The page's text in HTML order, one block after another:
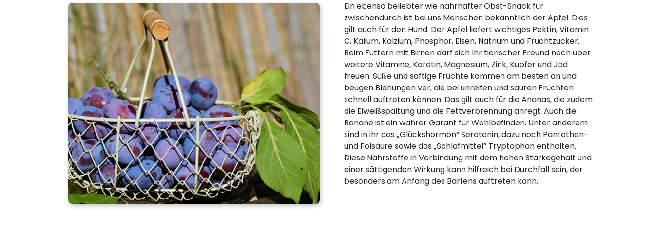
Ein ebenso beliebter wie nahrhafter Obst-Snack für
zwischendurch ist bei uns Menschen bekanntlich der Apfel. Dies
gilt auch für den Hund. Der Apfel liefert wichtiges Pektin, Vitamin
C, Kalium, Kalzium, Phosphor, Eisen, Natrium und Fruchtzucker.
Beim Füttern mit Birnen darf sich Ihr tierischer Freund noch über
weitere Vitamine, Karotin, Magnesium, Zink, Kupfer und Jod
freuen. Süße und saftige Früchte kommen am besten an und
beugen Blähungen vor, die bei unreifen und sauren Früchten
schnell auftreten können. Das gilt auch für die Ananas, die zudem
die Eiweißspaltung und die Fettverbrennung anregt. Auch die
Banane ist ein wahrer Garant für Wohlbefinden. Unter anderem
sind in ihr das „Glückshormon“ Serotonin, dazu noch Pantothen-
und Folsäure sowie das „Schlafmittel“ Tryptophan enthalten.
Diese Nährstoffe in Verbindung mit dem hohen Stärkegehalt und
einer sättigenden Wirkung kann hilfreich bei Durchfall sein, der
besonders am Anfang des Barfens auftreten kann.